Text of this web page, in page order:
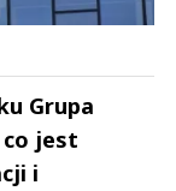
Grupa
co jest
i